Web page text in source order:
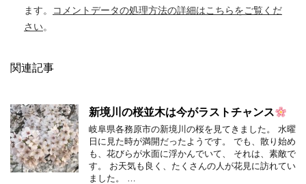
ます。
コメントデータの処理方法の詳細はこちらをご覧くだ
さい。
関連記事
新境川の桜並木は今がラストチャンス
岐阜県各務原市の新境川の桜を見てきました。 水曜
日に見た時が満開だったようです。 でも、散り始め
も、花びらが水面に浮かんでいて、 それは、素敵で
す。 お天気も良く、たくさんの人が花見に訪れてい
ました。 …